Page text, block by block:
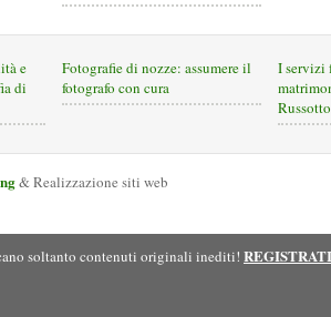
e
di
Fotografie di nozze: assumere il
fotografo con cura
I servizi
Russotto
& Realizzazione siti web
soltanto contenuti originali inediti!